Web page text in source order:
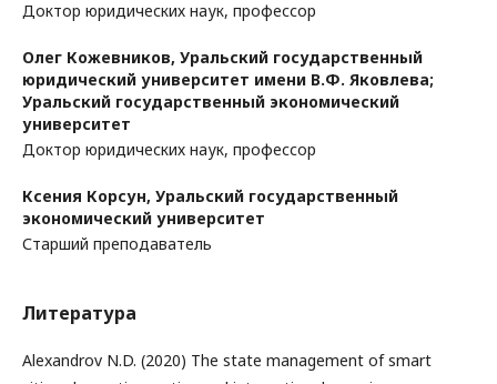
Доктор юридических наук, профессор
Олег Кожевников, Уральский государственный
юридический университет имени В.Ф. Яковлева;
Уральский государственный экономический
университет
Доктор юридических наук, профессор
Ксения Корсун, Уральский государственный
экономический университет
Старший преподаватель
Литература
Alexandrov N.D. (2020) The state management of smart